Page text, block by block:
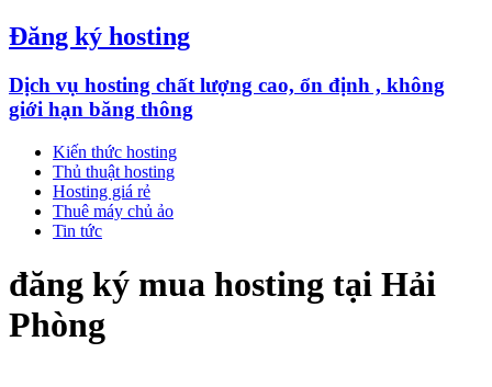
Đăng ký hosting
Dịch vụ hosting chất lượng cao, ổn định , không
giới hạn băng thông
Kiến thức hosting
Thủ thuật hosting
Hosting giá rẻ
Thuê máy chủ ảo
Tin tức
đăng ký mua hosting tại Hải
Phòng